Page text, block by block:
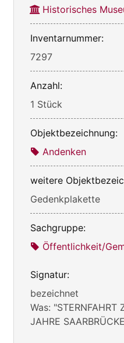
Historisches
Inventarnummer:
7297
Anzahl:
1 Stück
Objektbezeichnung:
Andenken
weitere
Gedenkplakette
Sachgruppe:
Öffentlichkeit/
Signatur:
bezeichnet
Was: "STERNFAHRT
JAHRE